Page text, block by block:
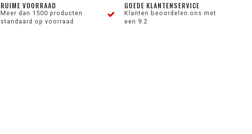
RUIME VOORRAAD
Meer dan 1500 producten
standaard op voorraad
GOEDE KLANTENSERVICE
Klanten beoordelen ons met
een 9.2